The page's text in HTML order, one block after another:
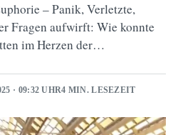
– Panik, Verletzte,
Fragen aufwirft: Wie konnte
im Herzen der…
· 09:32 UHR4 MIN. LESEZEIT